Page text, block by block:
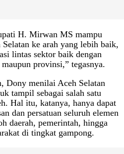
H. Mirwan MS mampu
ke arah yang lebih baik,
lintas sektor baik dengan
provinsi,” tegasnya.
Dony menilai Aceh Selatan
tampil sebagai salah satu
Hal itu, katanya, hanya dapat
dan persatuan seluruh elemen
daerah, pemerintah, hingga
di tingkat gampong.